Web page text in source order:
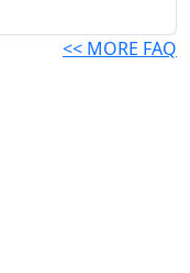
MORE FAQ >>